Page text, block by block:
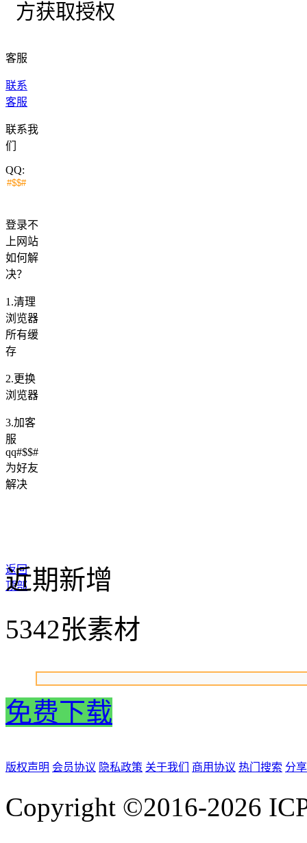
方获取授权
客服
联系
客服
联系我
们
QQ:
登录不
上网站
如何解
决？
1.清理
浏览器
所有缓
存
2.更换
浏览器
3.加客
服
qq#$$#
为好友
解决
返回
顶部
近期新增
5342张素材
免费下载
版权声明 会员协议 隐私政策 关于我们 商用协议 热门搜索 分
Copyright ©2016-2026